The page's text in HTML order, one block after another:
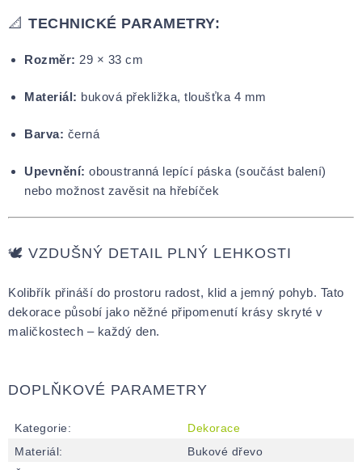
📐 TECHNICKÉ PARAMETRY:
Rozměr: 29 × 33 cm
Materiál: buková překližka, tloušťka 4 mm
Barva: černá
Upevnění: oboustranná lepící páska (součást balení)
nebo možnost zavěsit na hřebíček
🕊️ VZDUŠNÝ DETAIL PLNÝ LEHKOSTI
Kolibřík přináší do prostoru radost, klid a jemný pohyb. Tato
dekorace působí jako něžné připomenutí krásy skryté v
maličkostech – každý den.
DOPLŇKOVÉ PARAMETRY
Kategorie:
Dekorace
Materiál:
Bukové dřevo